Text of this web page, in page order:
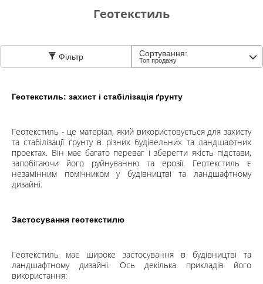
Кошик
Помічник
0 800 203
302
Геотекстиль
Фільтр Сортування:
Топ продажу
Геотекстиль: захист і стабілізація ґрунту
Геотекстиль - це матеріал, який використовується для захисту
та стабілізації ґрунту в різних будівельних та ландшафтних
проектах. Він має багато переваг і зберегти якість підстави,
запобігаючи його руйнуванню та ерозії. Геотекстиль є
незамінним помічником у будівництві та ландшафтному
дизайні.
Застосування геотекстилю
Геотекстиль має широке застосування в будівництві та
ландшафтному дизайні. Ось декілька прикладів його
використання: